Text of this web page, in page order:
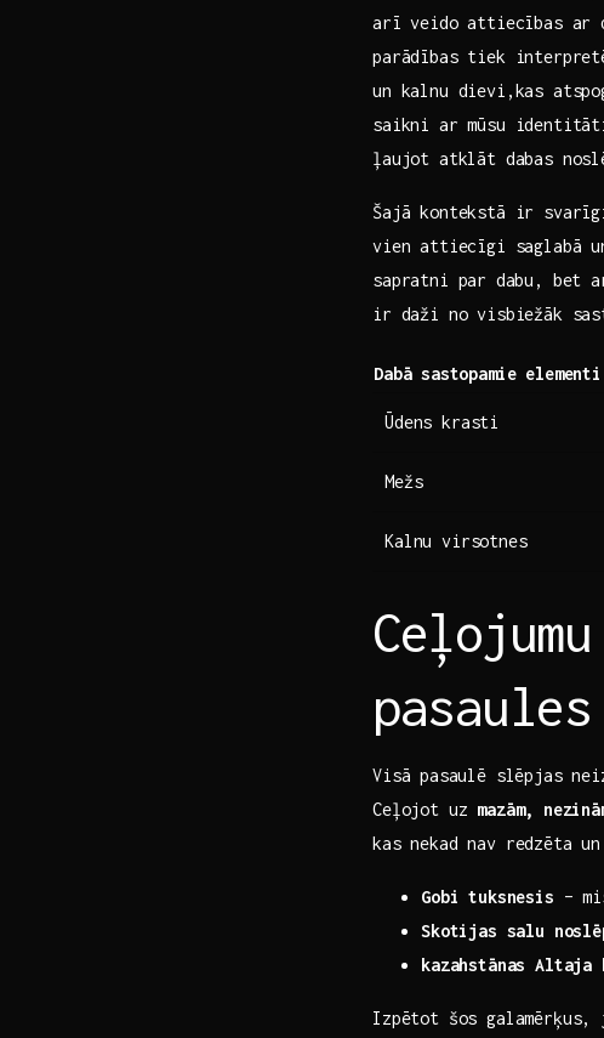
arī veido attiecības ar
parādības tiek
un kalnu dievi,kas
saikni ar mūsu
ļaujot atklāt dabas
Šajā kontekstā ir
vien attiecīgi saglabā
sapratni par⁤ dabu, bet
ir daži no visbiežāk
Dabā ⁢sastopamie elementi
Ūdens‍ krasti
Mežs
Kalnu virsotnes
Visā ⁢pasaulē slēpjas
Ceļojot uz mazām,⁣
kas nekad nav redzēta
Gobi tuksnesis –
Skotijas salu‌
kazahstānas Altaja
Izpētot šos